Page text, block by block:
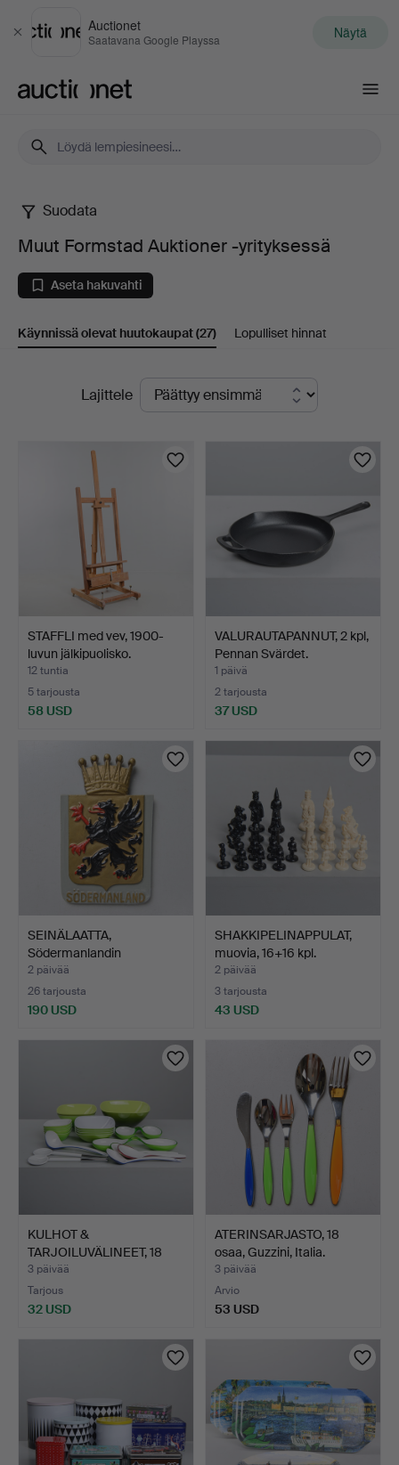
Sulje
Auctionet
Saatavana Google Playssa Näytä
Muut
Formstad
Auktioner
yrityksessä
Suodata
Muut Formstad Auktioner -yrityksessä
Aseta hakuvahti
Käynnissä olevat huutokaupat(27) Lopulliset hinnat
Käynnissä
huutokaupat
Lajittele
STAFFLI med vev, 1900-
luvun jälkipuolisko.
12 tuntia
5 tarjousta
58 USD
VALURAUTAPANNUT, 2 kpl,
Pennan Svärdet.
1 päivä
2 tarjousta
37 USD
SEINÄLAATTA,
Södermanlandin
maakuntavaakun…
2 päivää
26 tarjousta
190 USD
SHAKKIPELINAPPULAT,
muovia, 16+16 kpl.
2 päivää
3 tarjousta
43 USD
KULHOT &
TARJOILUVÄLINEET, 18
osaa, Guzzin…
3 päivää
Tarjous
32 USD
ATERINSARJASTO, 18
osaa, Guzzini, Italia.
3 päivää
Arvio
53 USD